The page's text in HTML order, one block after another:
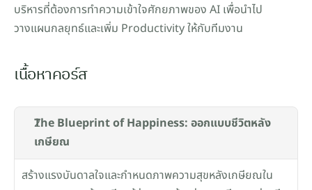
บริหารที่ต้องการทำความเข้าใจศักยภาพของ AI เพื่อนำไป
วางแผนกลยุทธ์และเพิ่ม Productivity ให้กับทีมงาน
เนื้อหาคอร์ส
The Blueprint of Happiness: ออกแบบชีวิตหลัง
เกษียณ
สร้างแรงบันดาลใจและกำหนดภาพความสุขหลังเกษียณใน